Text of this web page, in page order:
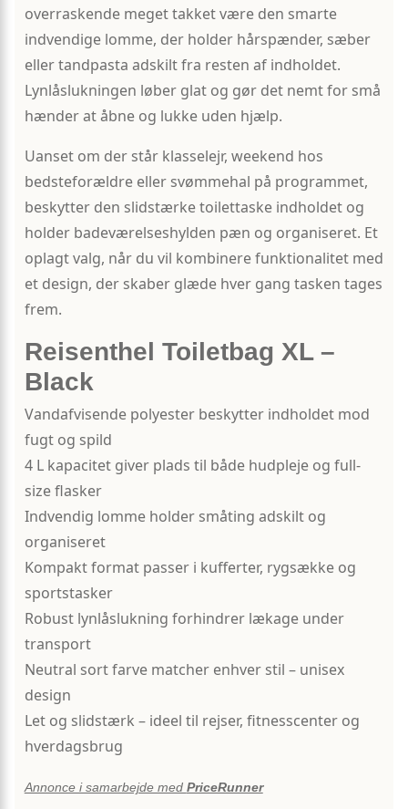
overraskende meget takket være den smarte
indvendige lomme, der holder hårspænder, sæber
eller tandpasta adskilt fra resten af indholdet.
Lynlåslukningen løber glat og gør det nemt for små
hænder at åbne og lukke uden hjælp.
Uanset om der står klasselejr, weekend hos
bedsteforældre eller svømmehal på programmet,
beskytter den slidstærke toilettaske indholdet og
holder badeværelseshylden pæn og organiseret. Et
oplagt valg, når du vil kombinere funktionalitet med
et design, der skaber glæde hver gang tasken tages
frem.
Reisenthel Toiletbag XL –
Black
Vandafvisende polyester beskytter indholdet mod
fugt og spild
4 L kapacitet giver plads til både hudpleje og full-
size flasker
Indvendig lomme holder småting adskilt og
organiseret
Kompakt format passer i kufferter, rygsække og
sportstasker
Robust lynlåslukning forhindrer lækage under
transport
Neutral sort farve matcher enhver stil – unisex
design
Let og slidstærk – ideel til rejser, fitnesscenter og
hverdagsbrug
Annonce i samarbejde med PriceRunner